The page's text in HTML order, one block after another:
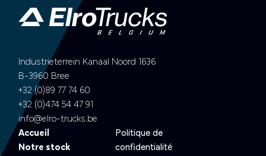
Industrieterrein Kanaal Noord 1636
B-3960 Bree
+32 (0)89 77 74 60
+32 (0)474 54 47 91
info@elro-trucks.be
Accueil
Notre stock
Politique de
confidentialité